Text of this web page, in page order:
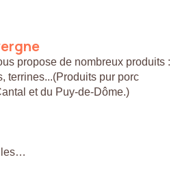
propose de nombreux produits :
terrines...(Produits pur porc
et du Puy-de-Dôme.)